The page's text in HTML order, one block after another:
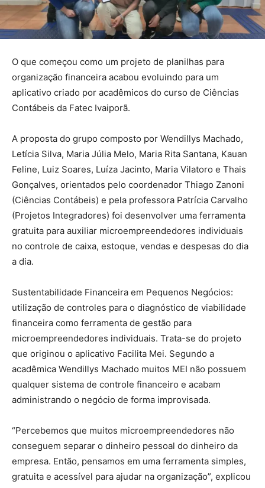
O que começou como um projeto de planilhas para
organização financeira acabou evoluindo para um
aplicativo criado por acadêmicos do curso de Ciências
Contábeis da Fatec Ivaiporã.
A proposta do grupo composto por Wendillys Machado,
Letícia Silva, Maria Júlia Melo, Maria Rita Santana, Kauan
Feline, Luiz Soares, Luíza Jacinto, Maria Vilatoro e Thais
Gonçalves, orientados pelo coordenador Thiago Zanoni
(Ciências Contábeis) e pela professora Patrícia Carvalho
(Projetos Integradores) foi desenvolver uma ferramenta
gratuita para auxiliar microempreendedores individuais
no controle de caixa, estoque, vendas e despesas do dia
a dia.
Sustentabilidade Financeira em Pequenos Negócios:
utilização de controles para o diagnóstico de viabilidade
financeira como ferramenta de gestão para
microempreendedores individuais. Trata-se do projeto
que originou o aplicativo Facilita Mei. Segundo a
acadêmica Wendillys Machado muitos MEI não possuem
qualquer sistema de controle financeiro e acabam
administrando o negócio de forma improvisada.
“Percebemos que muitos microempreendedores não
conseguem separar o dinheiro pessoal do dinheiro da
empresa. Então, pensamos em uma ferramenta simples,
gratuita e acessível para ajudar na organização”, explicou